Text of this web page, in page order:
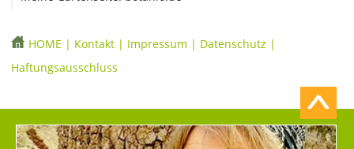
HOME | Kontakt | Impressum | Datenschutz |
Haftungsausschluss